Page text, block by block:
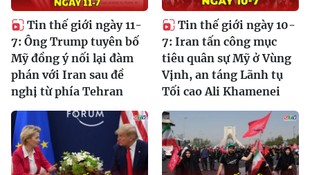
Tin thế giới ngày 11-
7: Ông Trump tuyên bố
Mỹ đồng ý nối lại đàm
phán với Iran sau đề
nghị từ phía Tehran
Tin thế giới ngày 10-
7: Iran tấn công mục
tiêu quân sự Mỹ ở Vùng
Vịnh, an táng Lãnh tụ
Tối cao Ali Khamenei